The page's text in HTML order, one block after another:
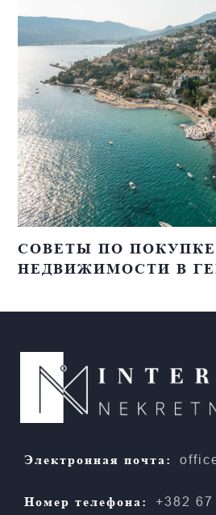
СОВЕТЫ ПО ПОКУПКЕ
НЕДВИЖИМОСТИ В
Электронная почта:
Номер телефона:
+382 67